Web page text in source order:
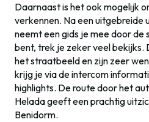
Daarnaast is het ook mogelijk
verkennen. Na een uitgebreide
neemt een gids je mee door de
bent, trek je zeker veel bekijks.
het straatbeeld en zijn zeer
krijg je via de intercom
highlights. De route door het
Helada geeft een prachtig
Benidorm.